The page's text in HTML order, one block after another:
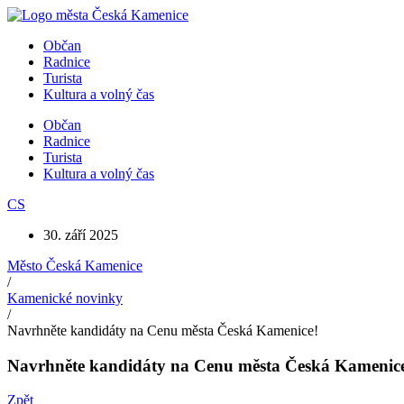
Přejít
obsahuObčan
Radnice
Turista
Kultura a volný čas
Občan
Radnice
Turista
Kultura a volný čas
CS
30. září 2025
Město Česká Kamenice
/
Kamenické novinky
/
Navrhněte kandidáty na Cenu města Česká Kamenice!
Navrhněte kandidáty na Cenu města Česká
Zpět